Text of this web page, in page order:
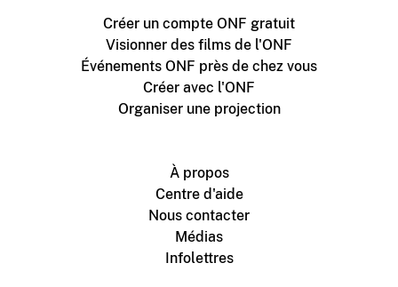
Créer un compte ONF gratuit
Visionner des films de l'ONF
Événements ONF près de chez vous
Créer avec l'ONF
Organiser une projection
À propos
Centre d'aide
Nous contacter
Médias
Infolettres